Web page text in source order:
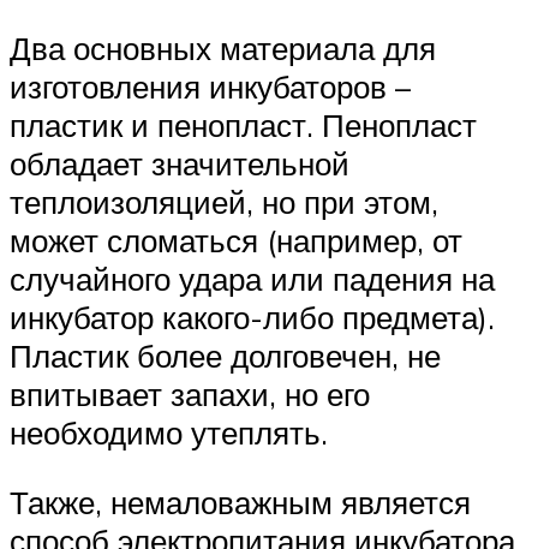
Два основных материала для
изготовления инкубаторов –
пластик и пенопласт. Пенопласт
обладает значительной
теплоизоляцией, но при этом,
может сломаться (например, от
случайного удара или падения на
инкубатор какого-либо предмета).
Пластик более долговечен, не
впитывает запахи, но его
необходимо утеплять.
Также, немаловажным является
способ электропитания инкубатора,